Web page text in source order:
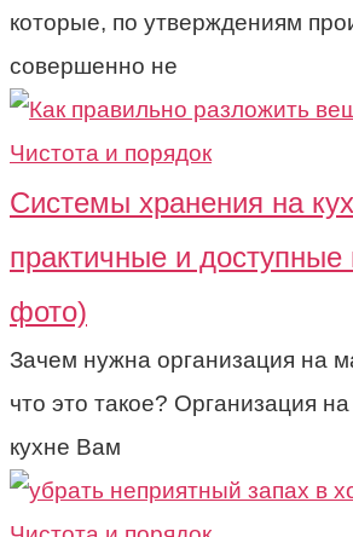
которые, по утверждениям
совершенно не
Чистота и порядок
Системы хранения на
практичные и доступные
фото)
Зачем нужна организация на
что это такое? Организация
кухне Вам